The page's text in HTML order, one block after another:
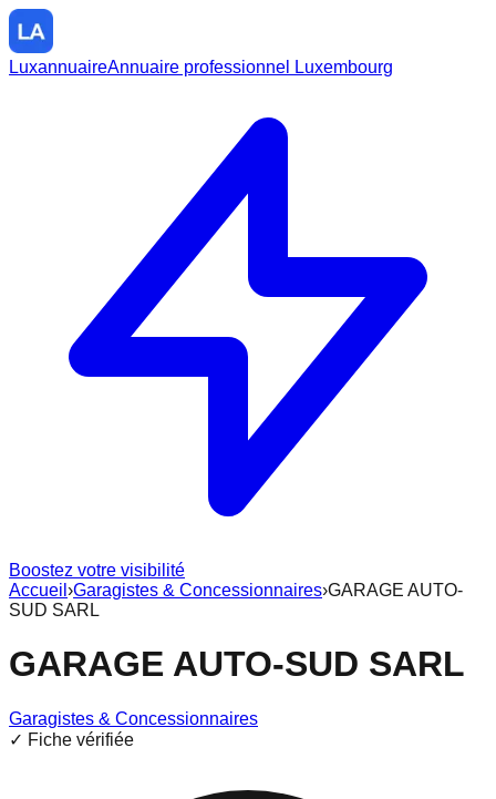
LuxannuaireAnnuaire professionnel Luxembourg
Boostez votre visibilité
Accueil ›Garagistes & Concessionnaires›GARAGE AUTO-
SUD SARL
GARAGE AUTO-SUD SARL
Garagistes & Concessionnaires
✓ Fiche vérifiée